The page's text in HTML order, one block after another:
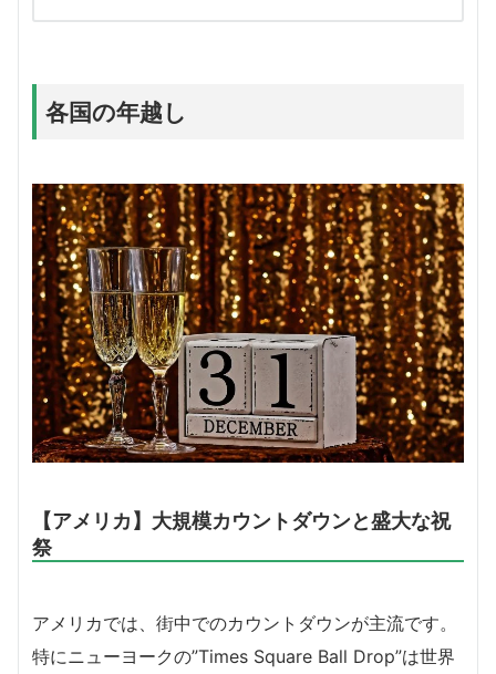
各国の年越し
【アメリカ】大規模カウントダウンと盛大な祝
祭
アメリカでは、街中でのカウントダウンが主流です。
特にニューヨークの”Times Square Ball Drop”は世界